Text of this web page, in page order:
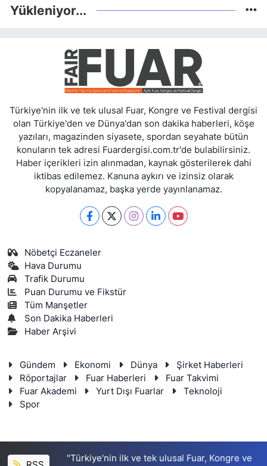
Yükleniyor...
Türkiye'nin ilk ve tek ulusal Fuar, Kongre ve Festival dergisi
olan Türkiye'den ve Dünya'dan son dakika haberleri, köşe
yazıları, magazinden siyasete, spordan seyahate bütün
konuların tek adresi Fuardergisi.com.tr'de bulabilirsiniz.
Haber içerikleri izin alınmadan, kaynak gösterilerek dahi
iktibas edilemez. Kanuna aykırı ve izinsiz olarak
kopyalanamaz, başka yerde yayınlanamaz.
Nöbetçi Eczaneler
Hava Durumu
Trafik Durumu
Puan Durumu ve Fikstür
Tüm Manşetler
Son Dakika Haberleri
Haber Arşivi
Gündem Ekonomi Dünya
Şirket Haberleri
Röportajlar
Fuar Haberleri
Fuar Takvimi
Fuar Akademi
Yurt Dışı Fuarlar
Teknoloji
Spor
"Türkiye'nin ilk ve tek ulusal Fuar, Kongre ve